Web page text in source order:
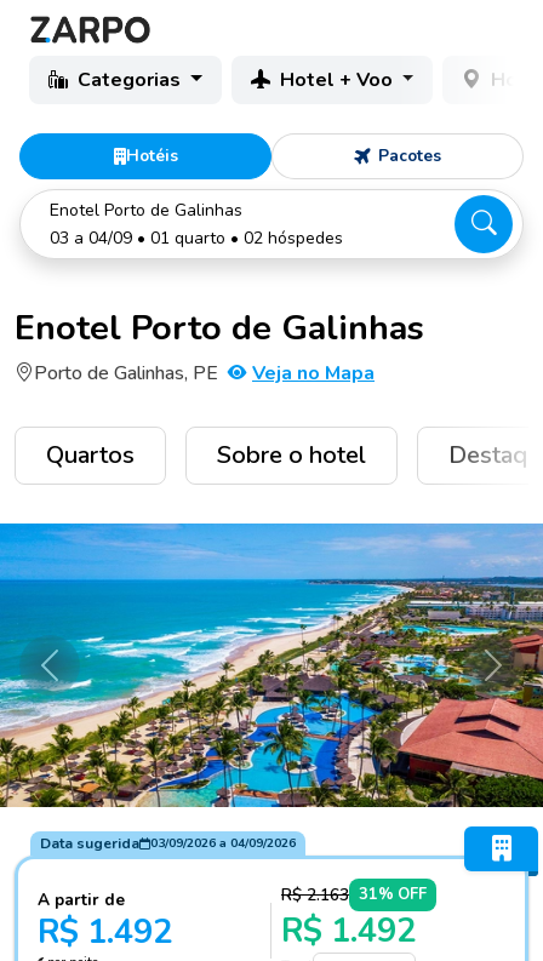
Categorias Hotel + Voo
Hotéis Pacotes
Enotel Porto de Galinhas
03 a 04/09 • 01 quarto • 02 hóspedes
Enotel Porto de Galinhas
Porto de Galinhas, PE Veja no Mapa
Quartos Sobre o hotel
Anterior
Data sugerida 03/09/2026a 04/09/2026
A partir de
R$ 1.492
R$ 2.163 31% OFF
R$ 1.492